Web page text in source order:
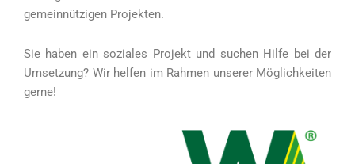
gemeinnützigen Projekten.
Sie haben ein soziales Projekt und suchen Hilfe bei der
Umsetzung? Wir helfen im Rahmen unserer Möglichkeiten
gerne!